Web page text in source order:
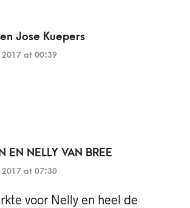
Jose Kuepers
2017 at 00:39
EN NELLY VAN BREE
2017 at 07:30
voor Nelly en heel de